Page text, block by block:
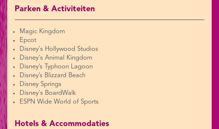
Parken & Activiteiten
Magic Kingdom
Epcot
Disney's Hollywood Studios
Disney's Animal Kingdom
Disney’s Typhoon Lagoon
Disney’s Blizzard Beach
Disney Springs
Disney's BoardWalk
ESPN Wide World of Sports
Hotels & Accommodaties